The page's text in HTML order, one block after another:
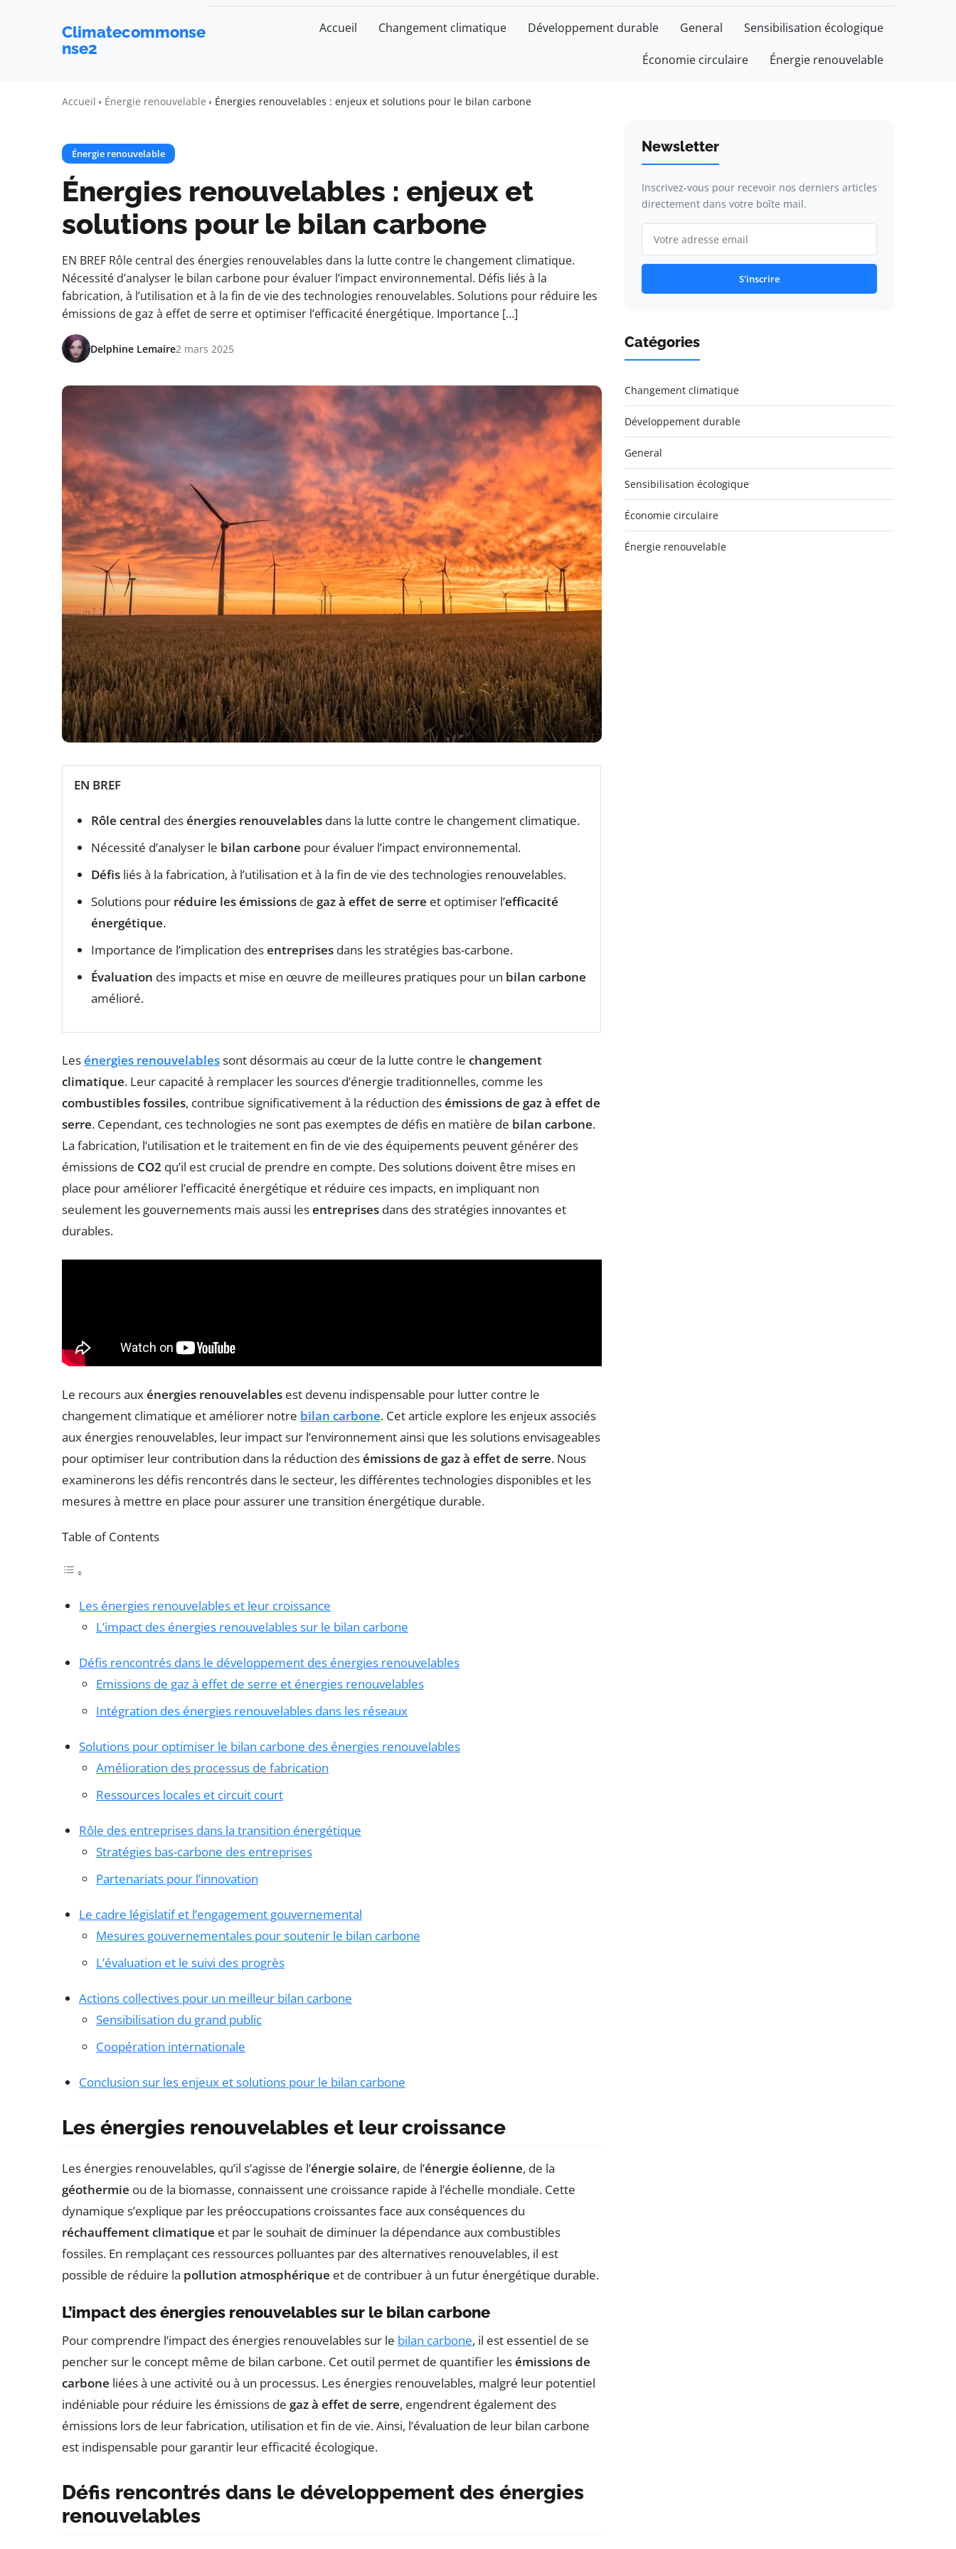
Climatecommonse
nse2
Accueil Changement climatique Développement durable General Sensibilisation écologique
Économie circulaire Énergie renouvelable
Accueil Énergie renouvelable Énergies renouvelables : enjeux et solutions pour le bilan carbone
Énergie renouvelable
Énergies renouvelables : enjeux et
solutions pour le bilan carbone
EN BREF Rôle central des énergies renouvelables dans la lutte contre le changement climatique.
Nécessité d’analyser le bilan carbone pour évaluer l’impact environnemental. Défis liés à la
fabrication, à l’utilisation et à la fin de vie des technologies renouvelables. Solutions pour réduire les
émissions de gaz à effet de serre et optimiser l’efficacité énergétique. Importance […]
Delphine Lemaire2 mars 2025
EN BREF
Rôle central desénergies renouvelables dans la lutte contre le changement climatique.
Nécessité d’analyser le bilan carbone pour évaluer l’impact environnemental.
Défis liés à la fabrication, à l’utilisation et à la fin de vie des technologies renouvelables.
Solutions pour réduire les émissions de gaz à effet de serre et optimiser l’efficacité
énergétique.
Importance de l’implication desentreprises dans les stratégies bas-carbone.
Évaluation des impacts et mise en œuvre de meilleures pratiques pour un bilan carbone
amélioré.
Lesénergies renouvelablessont désormais au cœur de la lutte contre le changement
climatique. Leur capacité à remplacer les sources d’énergie traditionnelles, comme les
combustibles fossiles, contribue significativement à la réduction desémissions de gaz à effet de
serre. Cependant, ces technologies ne sont pas exemptes de défis en matière de bilan carbone.
La fabrication, l’utilisation et le traitement en fin de vie des équipements peuvent générer des
émissions de CO2 qu’il est crucial de prendre en compte. Des solutions doivent être mises en
place pour améliorer l’efficacité énergétique et réduire ces impacts, en impliquant non
seulement les gouvernements mais aussi lesentreprises dans des stratégies innovantes et
durables.
Le recours auxénergies renouvelables est devenu indispensable pour lutter contre le
changement climatique et améliorer notre bilan carbone. Cet article explore les enjeux associés
aux énergies renouvelables, leur impact sur l’environnement ainsi que les solutions envisageables
pour optimiser leur contribution dans la réduction desémissions de gaz à effet de serre. Nous
examinerons les défis rencontrés dans le secteur, les différentes technologies disponibles et les
mesures à mettre en place pour assurer une transition énergétique durable.
Table of Contents
Les énergies renouvelables et leur croissance
L’impact des énergies renouvelables sur le bilan carbone
Défis rencontrés dans le développement des énergies renouvelables
Emissions de gaz à effet de serre et énergies renouvelables
Intégration des énergies renouvelables dans les réseaux
Solutions pour optimiser le bilan carbone des énergies renouvelables
Amélioration des processus de fabrication
Ressources locales et circuit court
Rôle des entreprises dans la transition énergétique
Stratégies bas-carbone des entreprises
Partenariats pour l’innovation
Le cadre législatif et l’engagement gouvernemental
Mesures gouvernementales pour soutenir le bilan carbone
L’évaluation et le suivi des progrès
Actions collectives pour un meilleur bilan carbone
Sensibilisation du grand public
Coopération internationale
Conclusion sur les enjeux et solutions pour le bilan carbone
Les énergies renouvelables et leur croissance
Les énergies renouvelables, qu’il s’agisse de l’énergie solaire, de l’énergie éolienne, de la
géothermie ou de la biomasse, connaissent une croissance rapide à l’échelle mondiale. Cette
dynamique s’explique par les préoccupations croissantes face aux conséquences du
réchauffement climatique et par le souhait de diminuer la dépendance aux combustibles
fossiles. En remplaçant ces ressources polluantes par des alternatives renouvelables, il est
possible de réduire la pollution atmosphérique et de contribuer à un futur énergétique durable.
L’impact des énergies renouvelables sur le bilan carbone
Pour comprendre l’impact des énergies renouvelables sur le bilan carbone, il est essentiel de se
pencher sur le concept même de bilan carbone. Cet outil permet de quantifier lesémissions de
carbone liées à une activité ou à un processus. Les énergies renouvelables, malgré leur potentiel
indéniable pour réduire les émissions de gaz à effet de serre, engendrent également des
émissions lors de leur fabrication, utilisation et fin de vie. Ainsi, l’évaluation de leur bilan carbone
est indispensable pour garantir leur efficacité écologique.
Défis rencontrés dans le développement des énergies
renouvelables
Newsletter
Inscrivez-vous pour recevoir nos derniers articles
directement dans votre boîte mail.
S'inscrire
Catégories
Changement climatique
Développement durable
General
Sensibilisation écologique
Économie circulaire
Énergie renouvelable